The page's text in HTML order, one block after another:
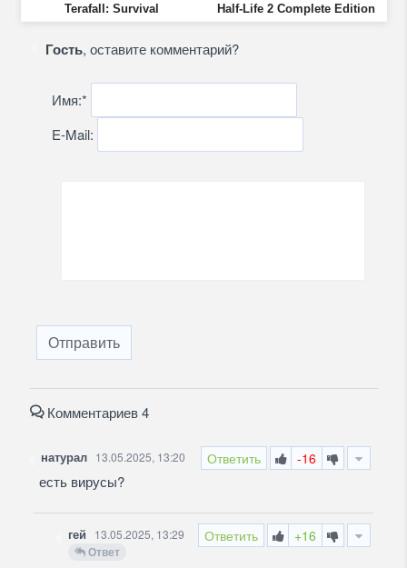
Terafall: Survival Half-Life 2 Complete Edition
Гость, оставите комментарий?
Имя:*
E-Mail:
Отправить
Комментариев 4
Ответить -16
натурал 13.05.2025, 13:20
есть вирусы?
Ответить +16
гей 13.05.2025, 13:29
Ответ